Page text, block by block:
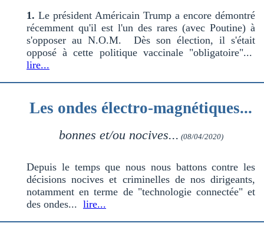
1. Le président Américain Trump a encore démontré
récemment qu'il est l'un des rares (avec Poutine) à
s'opposer au N.O.M. Dès son élection, il s'était
opposé à cette politique vaccinale "obligatoire"...
lire...
Les ondes électro-magnétiques...
bonnes et/ou nocives... (08/04/2020)
Depuis le temps que nous nous battons contre les
décisions nocives et criminelles de nos dirigeants,
notamment en terme de "technologie connectée" et
des ondes... lire...